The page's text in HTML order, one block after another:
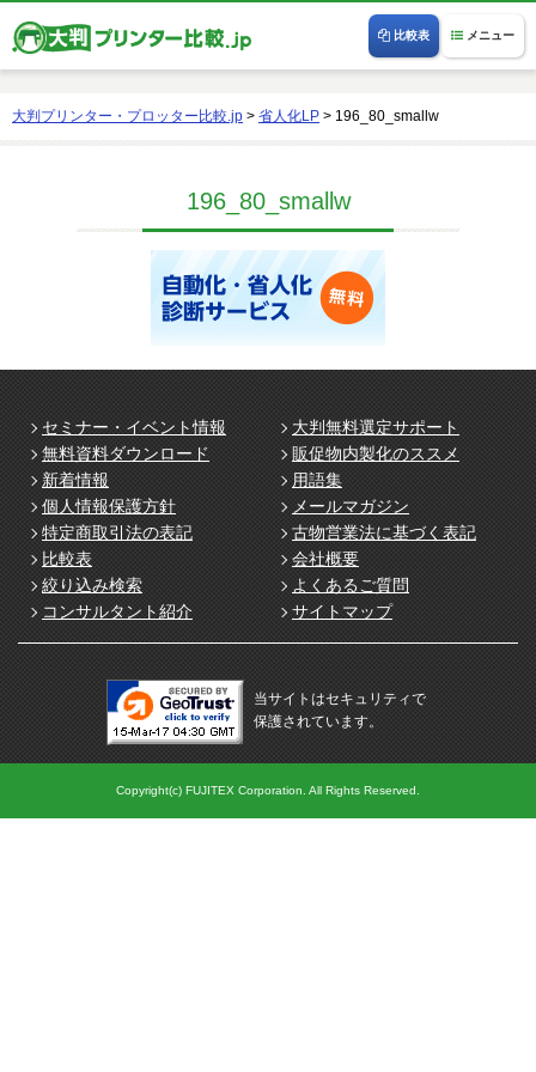
メニュー
比較表
大判プリンター・プロッター比較.jp > 省人化LP > 196_80_smallw
196_80_smallw
セミナー・イベント情報
大判無料選定サポート
無料資料ダウンロード
販促物内製化のススメ
新着情報
用語集
個人情報保護方針
メールマガジン
特定商取引法の表記
古物営業法に基づく表記
比較表
会社概要
絞り込み検索
よくあるご質問
コンサルタント紹介
サイトマップ
当サイトはセキュリティで
保護されています。
Copyright(c) FUJITEX Corporation. All Rights Reserved.